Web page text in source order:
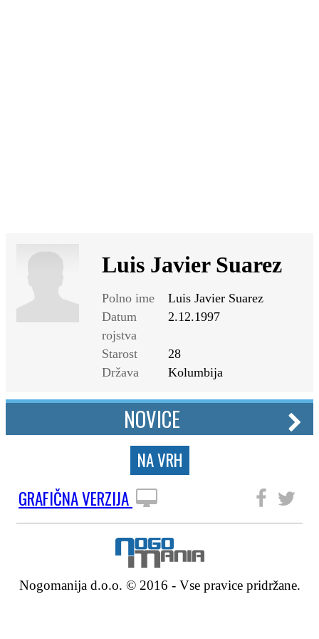
Luis Javier Suarez
Polno ime
Luis Javier Suarez
Datum
rojstva
2.12.1997
Starost
28
Država
Kolumbija
NOVICE
NA VRH
GRAFIČNA VERZIJA
Nogomanija d.o.o. © 2016 - Vse pravice pridržane.